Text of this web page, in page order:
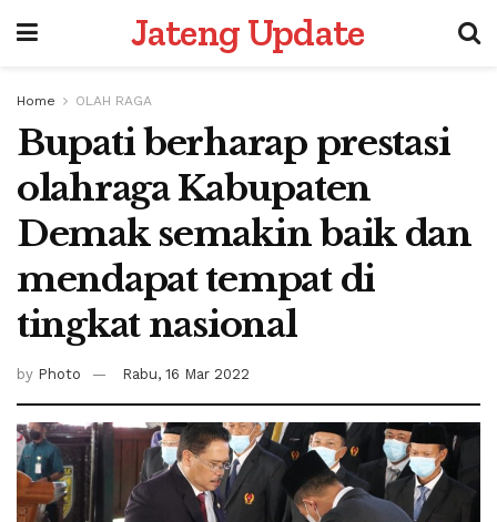
Jateng Update
Home OLAH RAGA
Bupati berharap prestasi
olahraga Kabupaten
Demak semakin baik dan
mendapat tempat di
tingkat nasional
by Photo Rabu, 16 Mar 2022